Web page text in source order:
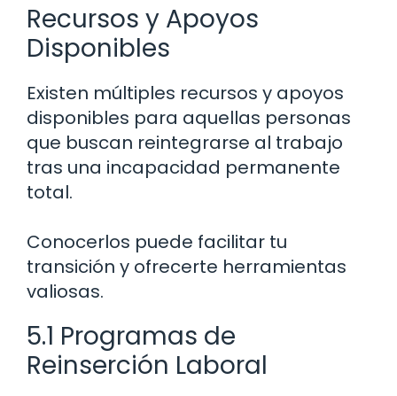
Recursos y Apoyos
Disponibles
Existen múltiples recursos y apoyos
disponibles para aquellas personas
que buscan reintegrarse al trabajo
tras una incapacidad permanente
total.
Conocerlos puede facilitar tu
transición y ofrecerte herramientas
valiosas.
5.1 Programas de
Reinserción Laboral